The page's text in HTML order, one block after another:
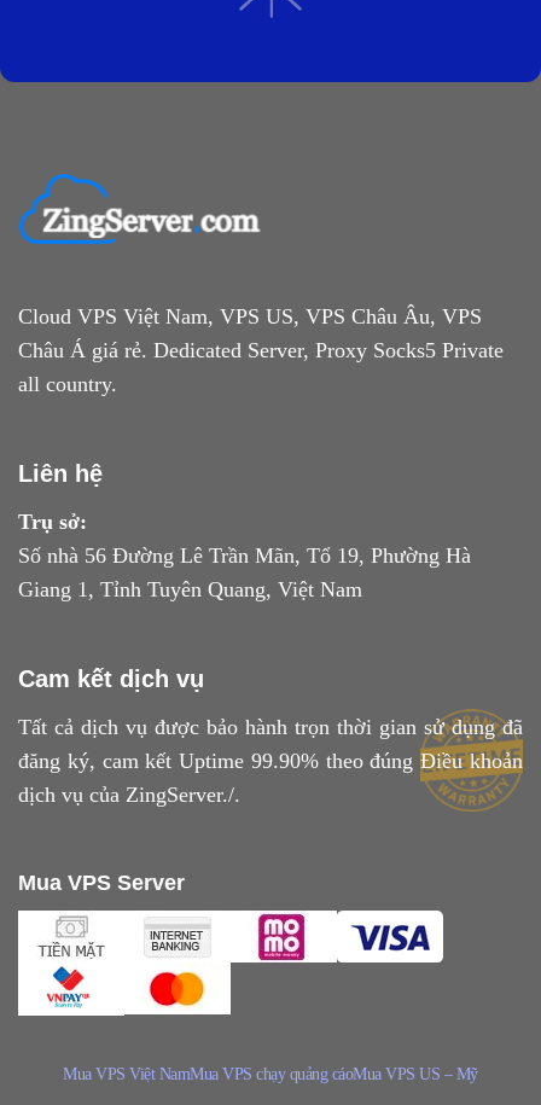
Cloud VPS Việt Nam, VPS US, VPS Châu Âu, VPS
Châu Á giá rẻ. Dedicated Server, Proxy Socks5 Private
all country.
Liên hệ
Trụ sở:
Số nhà 56 Đường Lê Trần Mãn, Tổ 19, Phường Hà
Giang 1, Tỉnh Tuyên Quang, Việt Nam
Cam kết dịch vụ
Tất cả dịch vụ được bảo hành trọn thời gian sử dụng đã
đăng ký, cam kết Uptime 99.90% theo đúngĐiều khoản
dịch vụ của ZingServer./.
Mua VPS Server
Mua VPS Việt NamMua VPS chạy quảng cáoMua VPS US – Mỹ